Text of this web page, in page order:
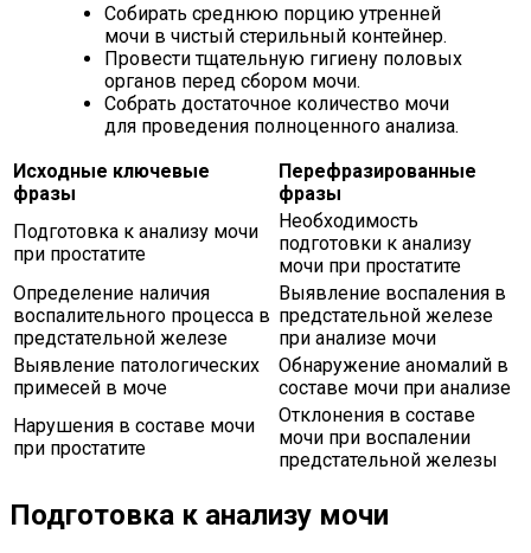
Собирать среднюю порцию утренней
мочи в чистый стерильный контейнер.
Провести тщательную гигиену половых
органов перед сбором мочи.
Собрать достаточное количество мочи
для проведения полноценного анализа.
Исходные ключевые
фразы
Перефразированные
фразы
Подготовка к анализу мочи
при простатите
Необходимость
подготовки к анализу
мочи при простатите
Определение наличия
воспалительного процесса в
предстательной железе
Выявление воспаления в
предстательной железе
при анализе мочи
Выявление патологических
примесей в моче
Обнаружение аномалий в
составе мочи при анализе
Нарушения в составе мочи
при простатите
Отклонения в составе
мочи при воспалении
предстательной железы
Подготовка к анализу мочи